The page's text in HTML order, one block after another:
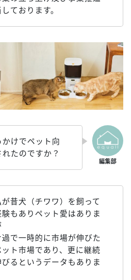
ております。
けでペット向
たのですか？
昔犬（チワワ）を飼って
験もありペット愛はありま
過で一時的に市場が伸びた
ト市場であり、更に継続
びるというデータもありま